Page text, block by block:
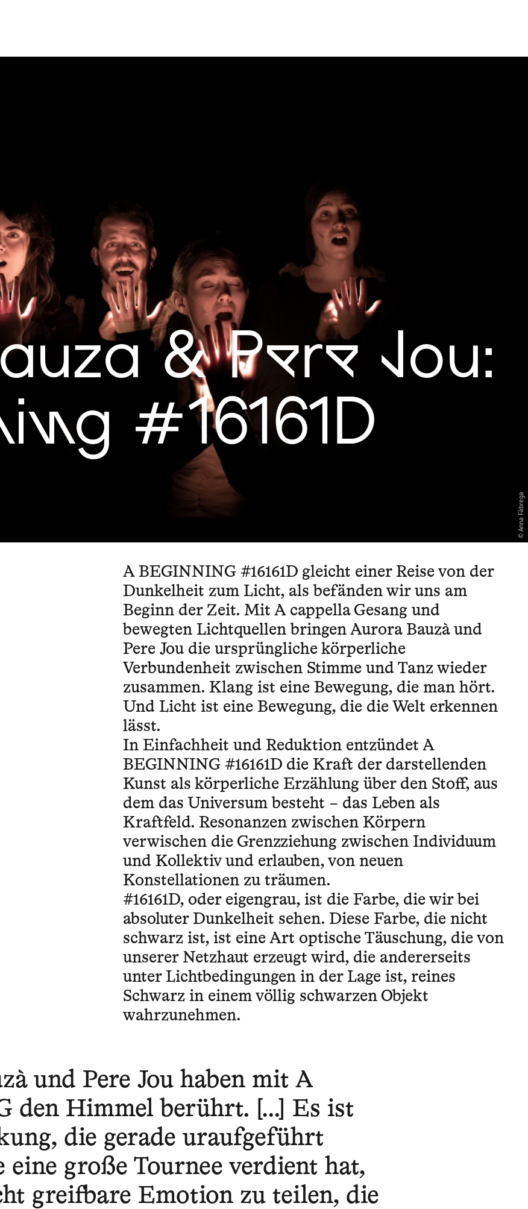
Anna Fàbrega
& Pere Jou:
#16161D
A BEGINNING #16161D gleicht einer Reise von der
Dunkelheit zum Licht, als befänden wir uns am
Beginn der Zeit. Mit A cappella Gesang und
bewegten Lichtquellen bringen Aurora Bauzà und
Pere Jou die ursprüngliche körperliche
Verbundenheit zwischen Stimme und Tanz wieder
zusammen. Klang ist eine Bewegung, die man hört.
Und Licht ist eine Bewegung, die die Welt erkennen
lässt.
In Einfachheit und Reduktion entzündet A
BEGINNING #16161D die Kraft der darstellenden
Kunst als körperliche Erzählung über den Stoff, aus
dem das Universum besteht – das Leben als
Kraftfeld. Resonanzen zwischen Körpern
verwischen die Grenzziehung zwischen Individuum
und Kollektiv und erlauben, von neuen
Konstellationen zu träumen.
#16161D, oder eigengrau, ist die Farbe, die wir bei
absoluter Dunkelheit sehen. Diese Farbe, die nicht
schwarz ist, ist eine Art optische Täuschung, die von
unserer Netzhaut erzeugt wird, die andererseits
unter Lichtbedingungen in der Lage ist, reines
Schwarz in einem völlig schwarzen Objekt
wahrzunehmen.
und Pere Jou haben mit A
den Himmel berührt. […] Es ist
die gerade uraufgeführt
große Tournee verdient hat,
greifbare Emotion zu teilen, die